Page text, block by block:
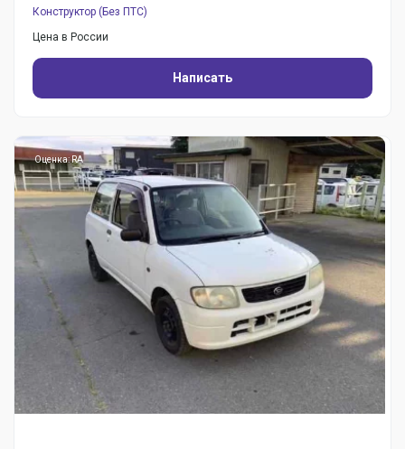
Конструктор (Без ПТС)
Цена в России
Написать
Оценка: RA